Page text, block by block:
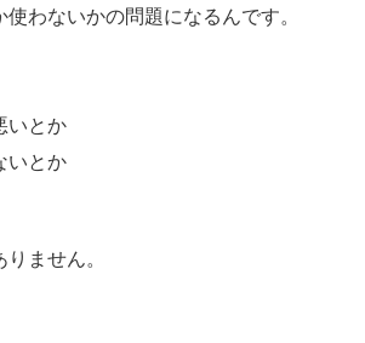
わないかの問題になるんです。
いとか
いとか
ません。